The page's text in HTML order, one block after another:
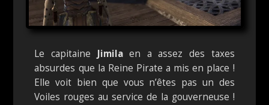
Le capitaine Jimilaen a assez des taxes
absurdes que la Reine Pirate a mis en place !
Elle voit bien que vous n’êtes pas un des
Voiles rouges au service de la gouverneuse !